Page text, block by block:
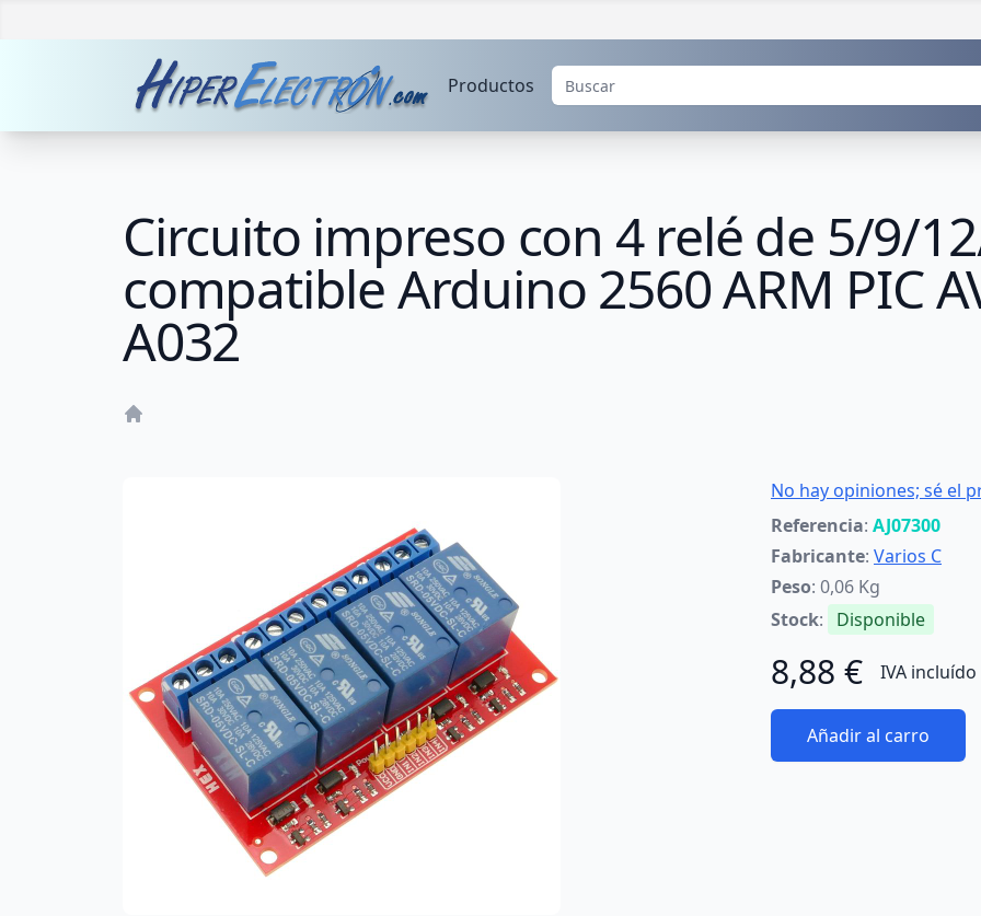
Productos
Circuito impreso con 4 relé de 5/9/
compatible Arduino 2560 ARM PIC
A032
No hay opiniones; sé el
Referencia: AJ07300
Fabricante: Varios C
Peso: 0,06 Kg
Stock: Disponible
8,88 € IVA incluído
Añadir al carro